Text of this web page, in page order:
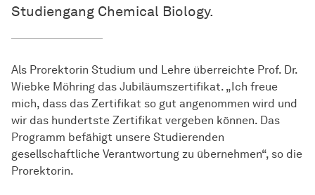
Studiengang Chemical Biology.
Als Prorektorin Studium und Lehre überreichte Prof. Dr.
Wiebke Möhring das Jubiläumszertifikat. „Ich freue
mich, dass das Zertifikat so gut angenommen wird und
wir das hundertste Zertifikat vergeben können. Das
Programm befähigt unsere Studierenden
gesellschaftliche Verantwortung zu übernehmen“, so die
Prorektorin.